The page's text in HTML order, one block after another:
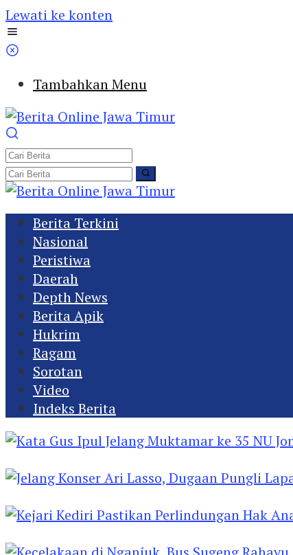
Lewati ke konten
Tambahkan Menu
Berita Terkini
Nasional
Peristiwa
Daerah
Depth News
Berita Apik
Hukrim
Ragam
Sorotan
Video
Indeks Berita